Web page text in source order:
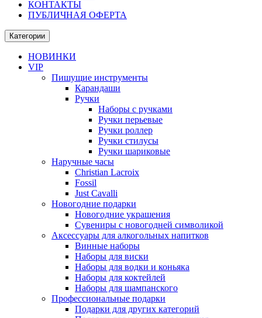
КОНТАКТЫ
ПУБЛИЧНАЯ ОФЕРТА
Категории
НОВИНКИ
VIP
Пишущие инструменты
Карандаши
Ручки
Наборы с ручками
Ручки перьевые
Ручки роллер
Ручки стилусы
Ручки шариковые
Наручные часы
Christian Lacroix
Fossil
Just Cavalli
Новогодние подарки
Новогодние украшения
Сувениры с новогодней символикой
Аксессуары для алкогольных напитков
Винные наборы
Наборы для виски
Наборы для водки и коньяка
Наборы для коктейлей
Наборы для шампанского
Профессиональные подарки
Подарки для других категорий